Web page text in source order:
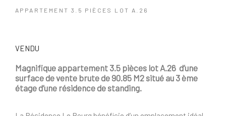
APPARTEMENT 3.5 PIÈCES LOT A.26
VENDU
Magnifique appartement 3.5 pièces lot A.26 d’une
surface de vente brute de 90.85 M2 situé au 3 ème
étage d’une résidence de standing.